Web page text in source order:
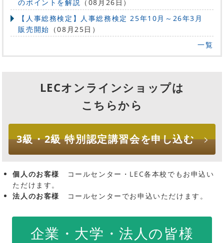
のポイントを解説 （08月26日）
【人事総務検定】人事総務検定 25年10月～26年3月
販売開始 （08月25日）
一覧
LECオンラインショップは
こちらから
3級・2級特別認定講習会を申し込む
個人のお客様
コールセンター・LEC各本校でもお申込い
ただけます。
法人のお客様
コールセンターでお申込いただけます。
企業・大学・法人の皆様